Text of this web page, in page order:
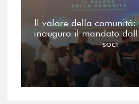
Il valore della comunità:
inaugura il mandato
soci